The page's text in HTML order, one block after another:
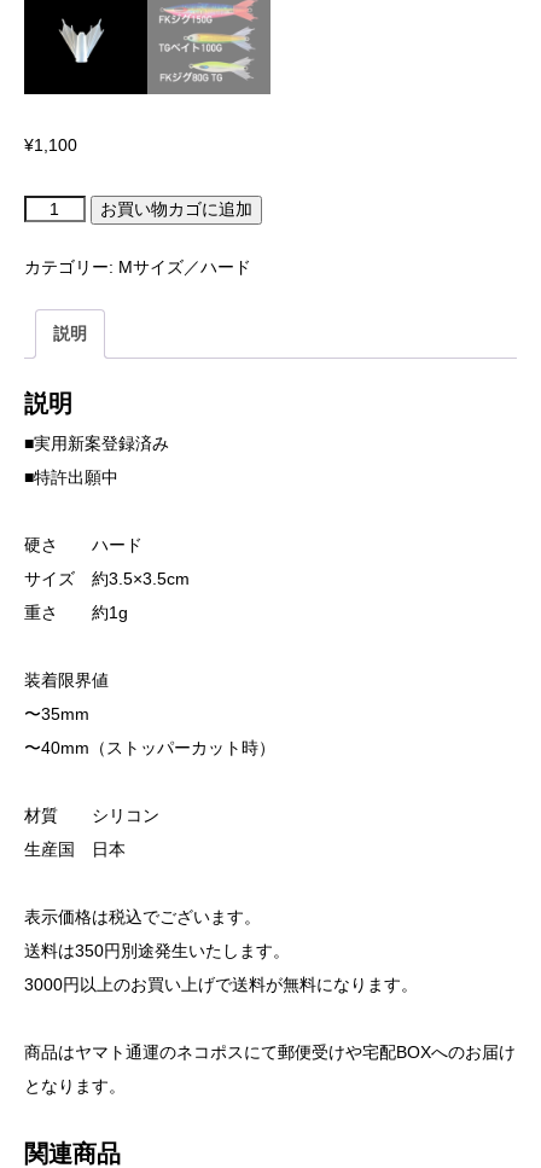
¥1,100
ひ
れ
M
個
り
セ
ト）
【ハ
ー
ド】
お買い物カゴに追加
カテゴリー: Mサイズ／ハード
説明
説明
■実用新案登録済み
■特許出願中
硬さ ハード
サイズ 約3.5×3.5cm
重さ 約1g
装着限界値
〜35mm
〜40mm（ストッパーカット時）
材質 シリコン
生産国 日本
表示価格は税込でございます。
送料は350円別途発生いたします。
3000円以上のお買い上げで送料が無料になります。
商品はヤマト通運のネコポスにて郵便受けや宅配BOXへのお届け
となります。
関連商品